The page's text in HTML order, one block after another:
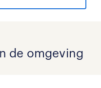
de omgeving